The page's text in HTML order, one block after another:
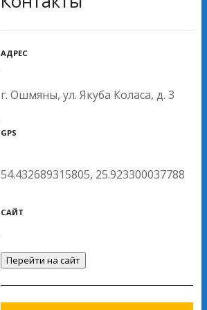
АДРЕС
г. Ошмяны, ул. Якуба Коласа, д. 3
GPS
54.432689315805, 25.923300037788
САЙТ
Перейти на сайт